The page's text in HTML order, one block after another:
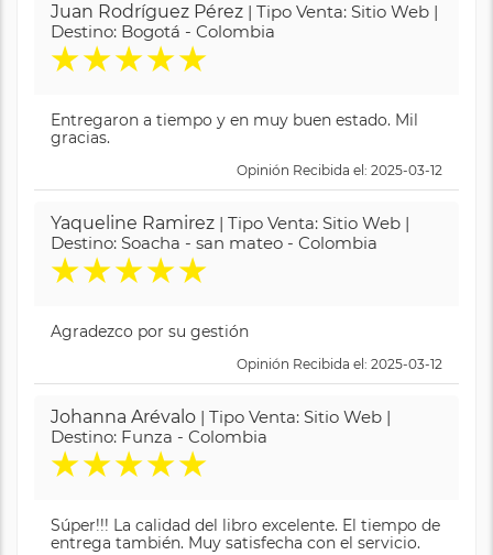
Juan Rodríguez Pérez | Tipo Venta: Sitio Web |
Destino: Bogotá - Colombia
★★★★★
Entregaron a tiempo y en muy buen estado. Mil
gracias.
Opinión Recibida el: 2025-03-12
Yaqueline Ramirez | Tipo Venta: Sitio Web |
Destino: Soacha - san mateo - Colombia
★★★★★
Agradezco por su gestión
Opinión Recibida el: 2025-03-12
Johanna Arévalo | Tipo Venta: Sitio Web |
Destino: Funza - Colombia
★★★★★
Súper!!! La calidad del libro excelente. El tiempo de
entrega también. Muy satisfecha con el servicio.